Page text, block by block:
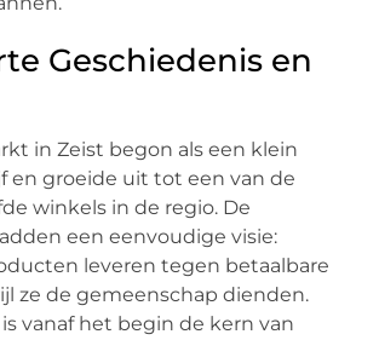
Geschiedenis en
in Zeist begon als een klein
en groeide uit tot een van de
winkels in de regio. De
een eenvoudige visie:
leveren tegen betaalbare
ze de gemeenschap dienden.
vanaf het begin de kern van